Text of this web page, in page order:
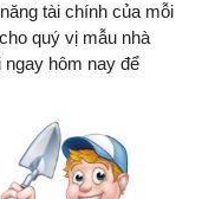
tài chính của mỗi
quý vị mẫu nhà
hôm nay để